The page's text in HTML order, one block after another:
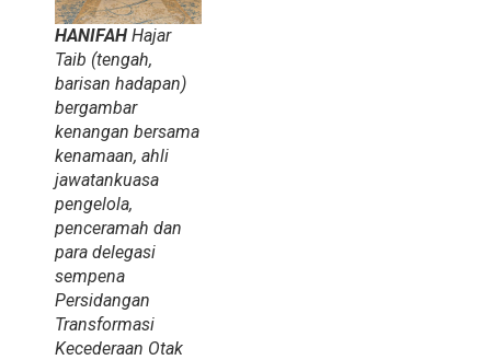
HANIFAH Hajar
Taib (tengah,
barisan hadapan)
bergambar
kenangan bersama
kenamaan, ahli
jawatankuasa
pengelola,
penceramah dan
para delegasi
sempena
Persidangan
Transformasi
Kecederaan Otak